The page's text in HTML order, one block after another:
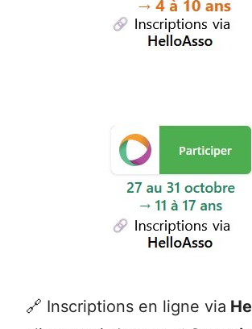
🔗 Inscriptions en ligne via